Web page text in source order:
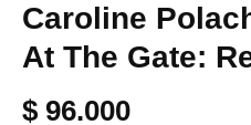
Caroline
At The Gate:
$ 96.000